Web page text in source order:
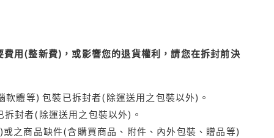
用(整新費)，或影響您的退貨權利，請您在拆封前決
體等) 包裝已拆封者(除運送用之包裝以外)。
封者(除運送用之包裝以外)。
之商品缺件(含購買商品、附件、內外包裝、贈品等)